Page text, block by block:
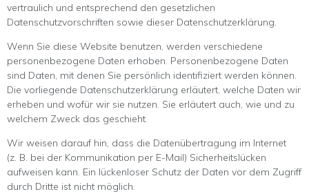
vertraulich und entsprechend den gesetzlichen
Datenschutzvorschriften sowie dieser Datenschutzerklärung.
Wenn Sie diese Website benutzen, werden verschiedene
personenbezogene Daten erhoben. Personenbezogene Daten
sind Daten, mit denen Sie persönlich identifiziert werden können.
Die vorliegende Datenschutzerklärung erläutert, welche Daten wir
erheben und wofür wir sie nutzen. Sie erläutert auch, wie und zu
welchem Zweck das geschieht.
Wir weisen darauf hin, dass die Datenübertragung im Internet
(z. B. bei der Kommunikation per E-Mail) Sicherheitslücken
aufweisen kann. Ein lückenloser Schutz der Daten vor dem Zugriff
durch Dritte ist nicht möglich.